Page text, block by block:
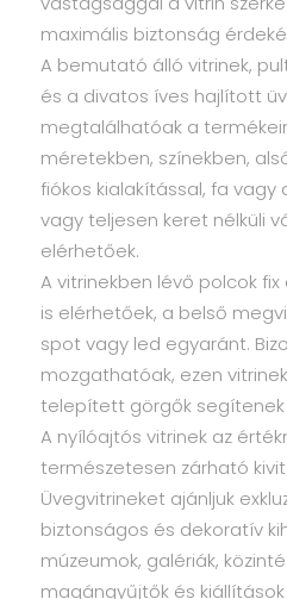
maximális biztonság
A bemutató álló vitrinek,
és a divatos íves hajlított
megtalálhatóak a
méretekben, színekben,
fiókos kialakítással, fa vagy
vagy teljesen keret nélküli
elérhetőek.
A vitrinekben lévő polcok
is elérhetőek, a belső
spot vagy led egyaránt.
mozgathatóak, ezen
telepített görgők
A nyílóajtós vitrinek az
természetesen zárható
Üvegvitrineket ajánljuk
biztonságos és dekoratív
múzeumok, galériák,
magángyűjtők és